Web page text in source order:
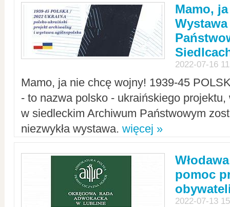
Mamo,
2022-07-16
Mamo, ja nie chcę wojny! 1939-45
- to nazwa polsko - ukraińskiego
w siedleckim Archiwum Państwowym
niezwykła wystawa. więcej »
pomoc
2022-07-13